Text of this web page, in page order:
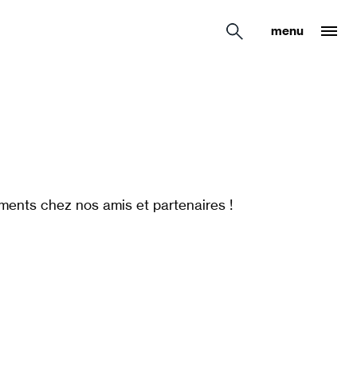
menu
chez nos amis et partenaires !